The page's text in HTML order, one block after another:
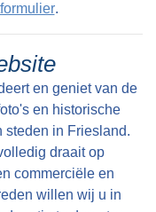
.
en geniet van de
en historische
steden in Friesland.
draait op
commerciële en
willen wij u in